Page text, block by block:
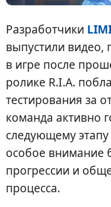
Разработчики
выпустили
в игре после
ролике R.I.A.
тестирования за
команда активно
следующему
особое внимание
прогрессии и
процесса.